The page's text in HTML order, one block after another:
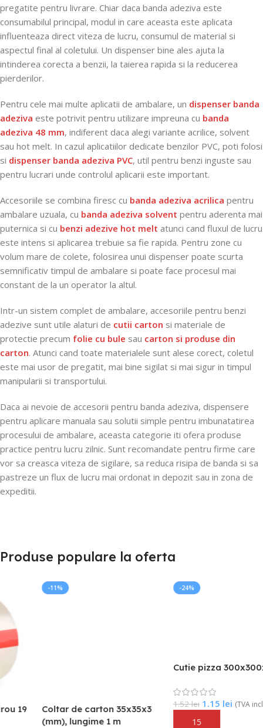
pregatite pentru livrare. Chiar daca banda adeziva este
consumabilul principal, modul in care aceasta este aplicata
influenteaza direct viteza de lucru, consumul de material si
aspectul final al coletului. Un dispenser bine ales ajuta la
intinderea corecta a benzii, la taierea rapida si la reducerea
pierderilor.
Pentru cele mai multe aplicatii de ambalare, un dispenser banda
adeziva este potrivit pentru utilizare impreuna cu banda
adeziva 48 mm, indiferent daca alegi variante acrilice, solvent
sau hot melt. In cazul aplicatiilor dedicate benzilor PVC, poti folosi
si dispenser banda adeziva PVC, util pentru benzi inguste sau
pentru lucrari unde controlul aplicarii este important.
Accesoriile se combina firesc cu banda adeziva acrilica pentru
ambalare uzuala, cu banda adeziva solvent pentru aderenta mai
puternica si cu benzi adezive hot melt atunci cand fluxul de lucru
este intens si aplicarea trebuie sa fie rapida. Pentru zone cu
volum mare de colete, folosirea unui dispenser poate scurta
semnificativ timpul de ambalare si poate face procesul mai
constant de la un operator la altul.
Intr-un sistem complet de ambalare, accesoriile pentru benzi
adezive sunt utile alaturi de cutii carton si materiale de
protectie precum folie cu bule sau carton si produse din
carton. Atunci cand toate materialele sunt alese corect, coletul
este mai usor de pregatit, mai bine sigilat si mai sigur in timpul
manipularii si transportului.
Daca ai nevoie de accesorii pentru banda adeziva, dispensere
pentru aplicare manuala sau solutii simple pentru imbunatatirea
procesului de ambalare, aceasta categorie iti ofera produse
practice pentru lucru zilnic. Sunt recomandate pentru firme care
vor sa creasca viteza de sigilare, sa reduca risipa de banda si sa
pastreze un flux de lucru mai ordonat in depozit sau in zona de
expeditii.
Produse populare la oferta
Coltar de carton 35x35x3
(mm), lungime 1 m
Cutie pizza 300x300x35 H
1.52 1.15lei (TVA inclus)
Adaugă În Coș